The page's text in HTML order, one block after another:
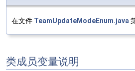
在文件 TeamUpdateModeEnum.java
类成员变量说明